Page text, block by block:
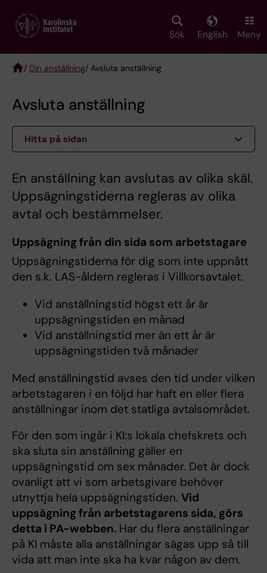
main
Sök English Meny
/ Din anställning/ Avsluta anställning
Avsluta anställning
Hitta på sidan
En anställning kan avslutas av olika skäl.
Uppsägningstiderna regleras av olika
avtal och bestämmelser.
Uppsägning från din sida som arbetstagare
Uppsägningstiderna för dig som inte uppnått
den s.k. LAS-åldern regleras i Villkorsavtalet.
Vid anställningstid högst ett år är
uppsägningstiden en månad
Vid anställningstid mer än ett år är
uppsägningstiden två månader
Med anställningstid avses den tid under vilken
arbetstagaren i en följd har haft en eller flera
anställningar inom det statliga avtalsområdet.
För den som ingår i KI:s lokala chefskrets och
ska sluta sin anställning gäller en
uppsägningstid om sex månader. Det är dock
ovanligt att vi som arbetsgivare behöver
utnyttja hela uppsägningstiden. Vid
uppsägning från arbetstagarens sida, görs
detta i PA-webben. Har du flera anställningar
på KI måste alla anställningar sägas upp så till
vida att man inte ska ha kvar någon av dem.